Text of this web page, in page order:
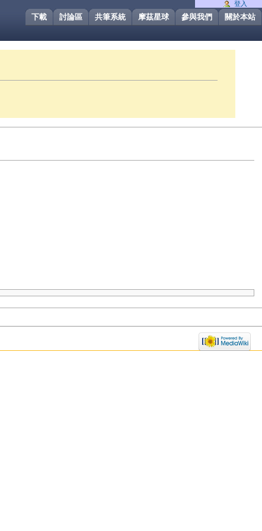
關於本站
參與我們
摩茲星球
共筆系統
討論區
下載
登入